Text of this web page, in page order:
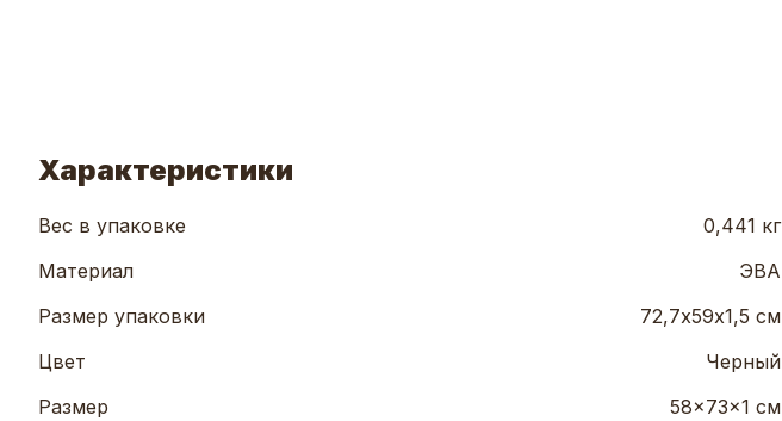
Характеристики
Вес в упаковке
0,441 кг
Материал
ЭВА
Размер упаковки
72,7х59х1,5 см
Цвет
Черный
Размер
58x73x1 см